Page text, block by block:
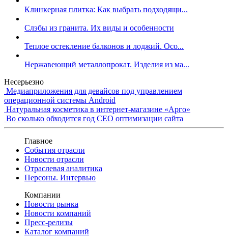
Клинкерная плитка: Как выбрать подходящи...
Слэбы из гранита. Их виды и особенности
Теплое остекление балконов и лоджий. Осо...
Нержавеющий металлопрокат. Изделия из ма...
Несерьезно
Медиаприложения для девайсов под управлением
операционной системы Android
Натуральная косметика в интернет-магазине «Арго»
Во сколько обходится год СЕО оптимизации сайта
Главное
События отрасли
Новости отрасли
Отраслевая аналитика
Персоны. Интервью
Компании
Новости рынка
Новости компаний
Пресс-релизы
Каталог компаний